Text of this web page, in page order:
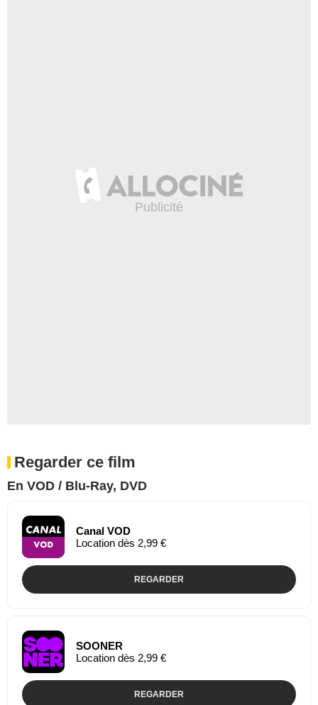
Regarder ce film
En VOD / Blu-Ray, DVD
Canal VOD
Location dès 2,99 €
REGARDER
SOONER
Location dès 2,99 €
REGARDER